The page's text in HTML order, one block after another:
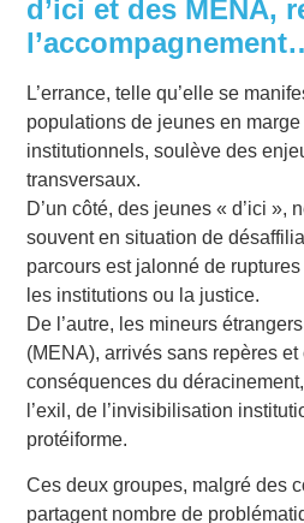
d’ici et des MENA,
L’errance, telle qu’elle se
populations de jeunes en
institutionnels, soulève des
transversaux.
D’un côté, des jeunes « d’ici »,
souvent en situation de
parcours est jalonné de
les institutions ou la justice.
De l’autre, les mineurs
(MENA), arrivés sans repères
conséquences du
l’exil, de l’invisibilisation
protéiforme.
Ces deux groupes, malgré des
partagent nombre de